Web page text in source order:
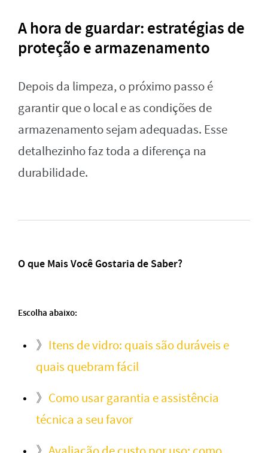
A hora de guardar: estratégias de
proteção e armazenamento
Depois da limpeza, o próximo passo é
garantir que o local e as condições de
armazenamento sejam adequadas. Esse
detalhezinho faz toda a diferença na
durabilidade.
O que Mais Você Gostaria de Saber?
Escolha abaixo:
》 Itens de vidro: quais são duráveis e
quais quebram fácil
》 Como usar garantia e assistência
técnica a seu favor